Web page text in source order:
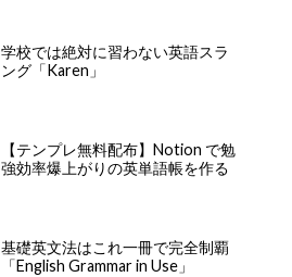
学校では絶対に習わない英語スラ
ング「Karen」
【テンプレ無料配布】Notion で勉
強効率爆上がりの英単語帳を作る
基礎英文法はこれ一冊で完全制覇
「English Grammar in Use」